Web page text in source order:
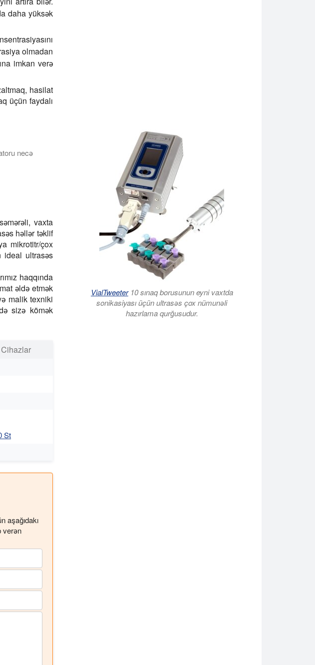
daha yüksək
olmadan
imkan verə
hasilat
üçün faydalı
necə
RNT fraqmentasiyası, analiz və tədqiqat kimi nümunə hazırlama
vaxta
həllər təklif
mikrotitr/çox
ideal ultrasəs
haqqında
əldə etmək
malik texniki
sizə kömək
St
aşağıdakı
verən
VialTweeter10 sınaq borusunun eyni vaxtda
sonikasiyası üçün ultrasəs çox nümunəli
hazırlama qurğusudur.